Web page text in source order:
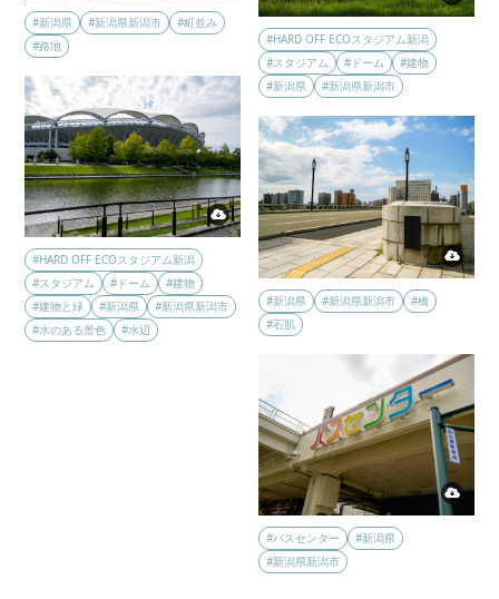
#新潟県 #新潟県新潟市
#町並み
#路地
#HARD OFF ECOスタジアム新潟
#スタジアム
#ドーム
#建物
#新潟県
#新潟県新潟市
#HARD OFF ECOスタジアム新潟
#スタジアム
#ドーム
#建物
#建物と緑
#新潟県
#新潟県新潟市
#水のある景色
#水辺
#新潟県 #新潟県新潟市
#橋
#石肌
#バスセンター
#新潟県
#新潟県新潟市